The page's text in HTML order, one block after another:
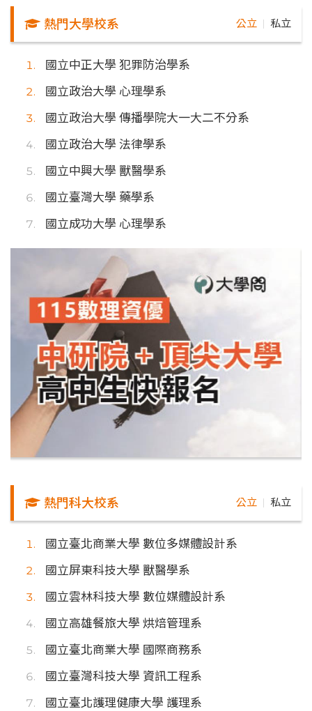
熱門大學校系 公立 私立
國立中正大學 犯罪防治學系
國立政治大學 心理學系
國立政治大學 傳播學院大一大二不分系
國立政治大學 法律學系
國立中興大學 獸醫學系
國立臺灣大學 藥學系
國立成功大學 心理學系
熱門科大校系 公立 私立
國立臺北商業大學 數位多媒體設計系
國立屏東科技大學 獸醫學系
國立雲林科技大學 數位媒體設計系
國立高雄餐旅大學 烘焙管理系
國立臺北商業大學 國際商務系
國立臺灣科技大學 資訊工程系
國立臺北護理健康大學 護理系